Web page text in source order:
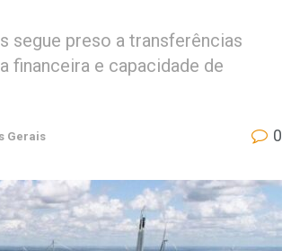
segue preso a transferências
financeira e capacidade de
Gerais 0